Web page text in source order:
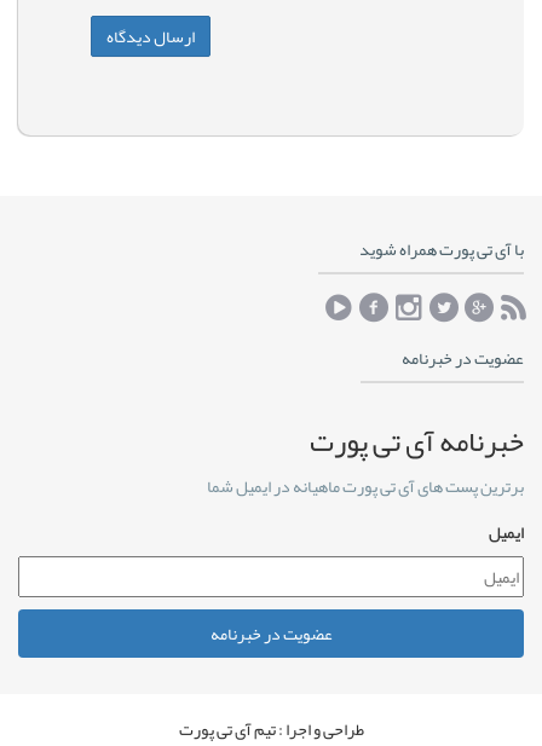
با آی تی پورت همراه شوید
عضویت در خبرنامه
خبرنامه آی تی پورت
برترین پست های آی تی پورت ماهیانه در ایمیل شما
ایمیل
عضویت در خبرنامه
طراحی و اجرا : تیم آی تی پورت